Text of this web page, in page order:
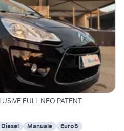
FULL NEO PATENT
Diesel Manuale
Euro 5